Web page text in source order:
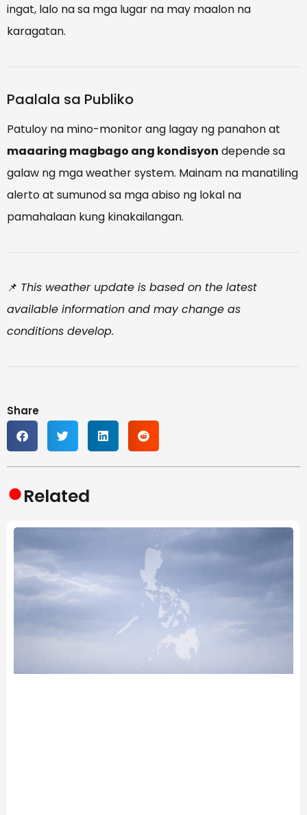
ingat, lalo na sa mga lugar na may maalon na
karagatan.
Paalala sa Publiko
Patuloy na mino-monitor ang lagay ng panahon at
maaaring magbago ang kondisyon depende sa
galaw ng mga weather system. Mainam na manatiling
alerto at sumunod sa mga abiso ng lokal na
pamahalaan kung kinakailangan.
📌 This weather update is based on the latest
available information and may change as
conditions develop.
Share
●Related